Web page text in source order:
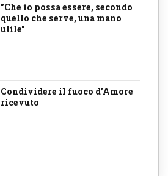
"Che io possa essere, secondo
quello che serve, una mano
utile"
Condividere il fuoco d’Amore
ricevuto